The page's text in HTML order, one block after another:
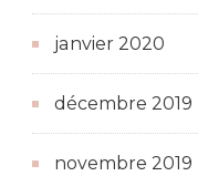
janvier 2020
décembre 2019
novembre 2019